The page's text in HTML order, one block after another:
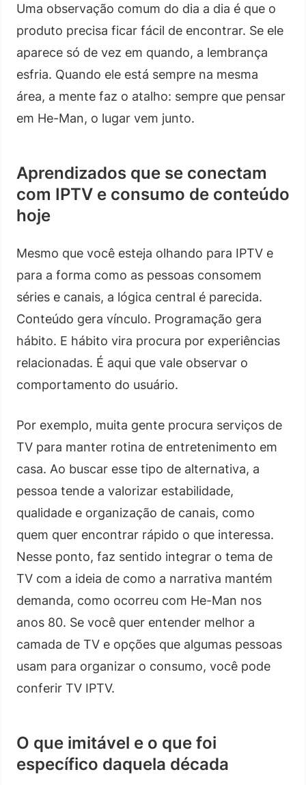
Uma observação comum do dia a dia é que o
produto precisa ficar fácil de encontrar. Se ele
aparece só de vez em quando, a lembrança
esfria. Quando ele está sempre na mesma
área, a mente faz o atalho: sempre que pensar
em He-Man, o lugar vem junto.
Aprendizados que se conectam
com IPTV e consumo de conteúdo
hoje
Mesmo que você esteja olhando para IPTV e
para a forma como as pessoas consomem
séries e canais, a lógica central é parecida.
Conteúdo gera vínculo. Programação gera
hábito. E hábito vira procura por experiências
relacionadas. É aqui que vale observar o
comportamento do usuário.
Por exemplo, muita gente procura serviços de
TV para manter rotina de entretenimento em
casa. Ao buscar esse tipo de alternativa, a
pessoa tende a valorizar estabilidade,
qualidade e organização de canais, como
quem quer encontrar rápido o que interessa.
Nesse ponto, faz sentido integrar o tema de
TV com a ideia de como a narrativa mantém
demanda, como ocorreu com He-Man nos
anos 80. Se você quer entender melhor a
camada de TV e opções que algumas pessoas
usam para organizar o consumo, você pode
conferir TV IPTV.
O que imitável e o que foi
específico daquela década